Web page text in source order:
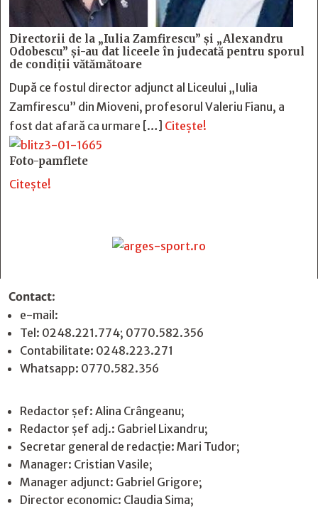
Directorii de la „Iulia Zamfirescu” și „Alexandru
Odobescu” și-au dat liceele în judecată pentru sporul
de condiții vătămătoare
După ce fostul director adjunct al Liceului „Iulia
Zamfirescu” din Mioveni, profesorul Valeriu Fianu, a
fost dat afară ca urmare […] Citește!
Foto-pamflete
Citește!
Contact:
e-mail:
Tel: 0248.221.774; 0770.582.356
Contabilitate: 0248.223.271
Whatsapp: 0770.582.356
Redactor șef: Alina Crângeanu;
Redactor șef adj.: Gabriel Lixandru;
Secretar general de redacție: Mari Tudor;
Manager: Cristian Vasile;
Manager adjunct: Gabriel Grigore;
Director economic: Claudia Sima;